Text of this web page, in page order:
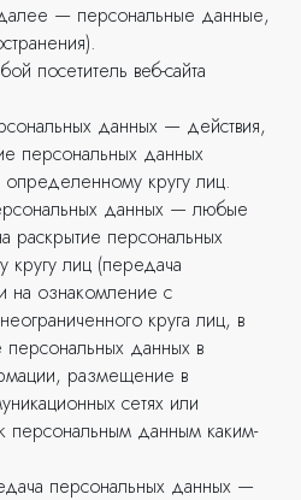
— персональные данные,
посетитель веб-сайта
данных — действия,
персональных данных
кругу лиц.
данных — любые
раскрытие персональных
лиц (передача
на ознакомление с
круга лиц, в
данных в
размещение в
сетях или
персональным данным каким-
персональных данных —